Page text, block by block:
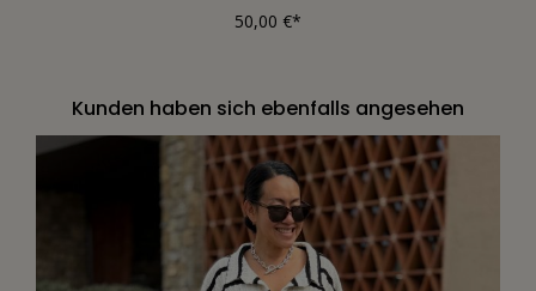
50,00 €*
Kunden haben sich ebenfalls angesehen